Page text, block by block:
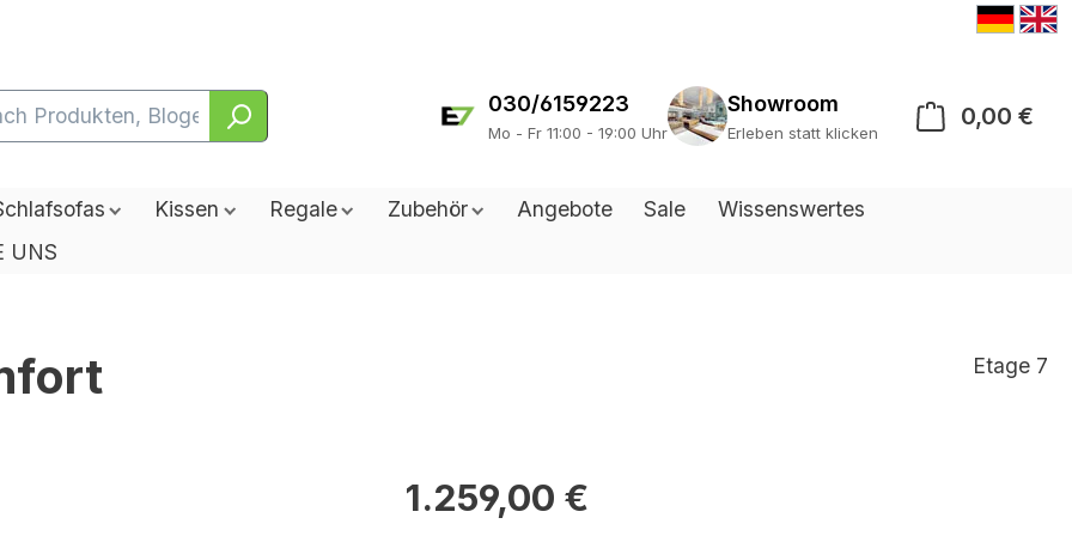
030/6159223
Mo - Fr 11:00 - 19:00 Uhr
Showroom
Erleben statt klicken
0,00 €
Kissen Regale Zubehör Angebote Sale
Wissenswertes
UNS
Etage 7
1.259,00 €